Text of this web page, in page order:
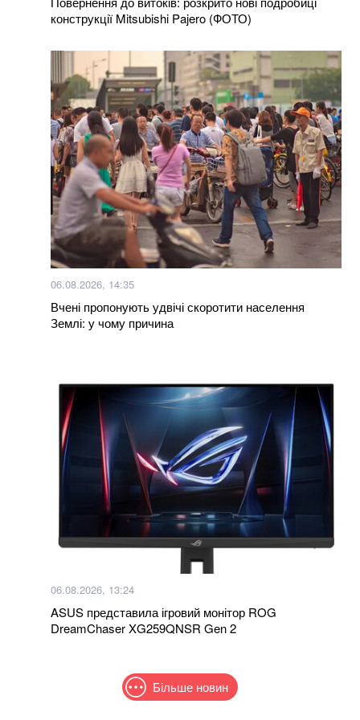
конструкції Mitsubishi Pajero (ФОТО)
06.08.2026, 14:35
Вчені пропонують удвічі скоротити населення
Землі: у чому причина
06.08.2026, 13:24
ASUS представила ігровий монітор ROG
DreamChaser XG259QNSR Gen 2
Більше новин